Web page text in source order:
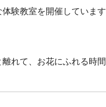
験教室を開催しています
れて、お花にふれる時